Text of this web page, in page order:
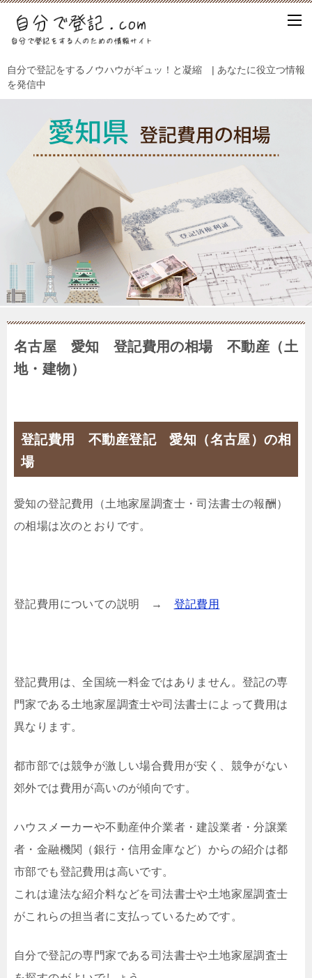
自分で登記をするノウハウがギュッ！と凝縮 | あなたに役立つ情報
を発信中
名古屋 愛知 登記費用の相場 不動産（土
地・建物）
登記費用 不動産登記 愛知（名古屋）の相
場
愛知の登記費用（土地家屋調査士・司法書士の報酬）
の相場は次のとおりです。
登記費用についての説明 → 登記費用
登記費用は、全国統一料金ではありません。登記の専
門家である土地家屋調査士や司法書士によって費用は
異なります。
都市部では競争が激しい場合費用が安く、競争がない
郊外では費用が高いのが傾向です。
ハウスメーカーや不動産仲介業者・建設業者・分譲業
者・金融機関（銀行・信用金庫など）からの紹介は都
市部でも登記費用は高いです。
これは違法な紹介料などを司法書士や土地家屋調査士
がこれらの担当者に支払っているためです。
自分で登記の専門家である司法書士や土地家屋調査士